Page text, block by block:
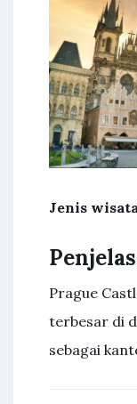
Jenis
Prague
terbesar di
sebagai